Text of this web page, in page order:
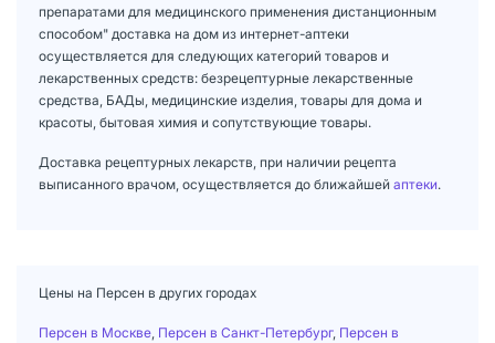
препаратами для медицинского применения дистанционным
способом" доставка на дом из интернет-аптеки
осуществляется для следующих категорий товаров и
лекарственных средств: безрецептурные лекарственные
средства, БАДы, медицинские изделия, товары для дома и
красоты, бытовая химия и сопутствующие товары.
Доставка рецептурных лекарств, при наличии рецепта
выписанного врачом, осуществляется до ближайшей аптеки.
Цены на Персен в других городах
Персен в Москве Персен в Санкт-Петербург, Персен в